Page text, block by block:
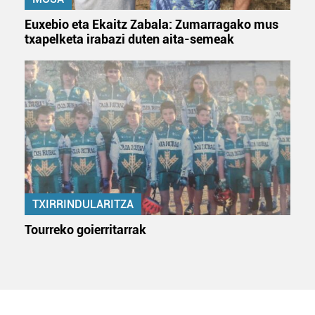
Euxebio eta Ekaitz Zabala: Zumarragako mus
txapelketa irabazi duten aita-semeak
TXIRRINDULARITZA
Tourreko goierritarrak